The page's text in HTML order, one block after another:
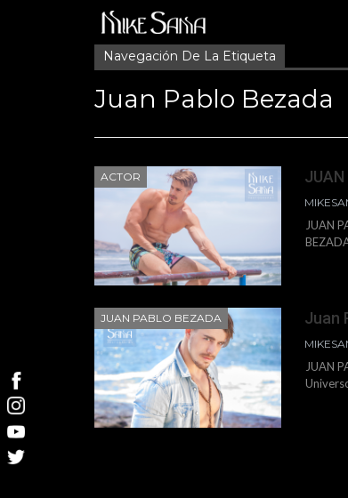
Navegación De La Etiqueta
Juan Pablo Bezada
ACTOR JUAN
JUAN
JUAN PABLO BEZADA Juan
JUAN